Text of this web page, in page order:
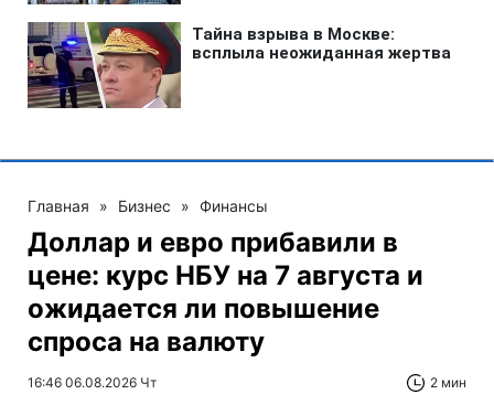
Главная » Бизнес » Финансы
Доллар и евро прибавили в
цене: курс НБУ на 7 августа и
ожидается ли повышение
спроса на валюту
16:46 06.08.2026 Чт 2 мин